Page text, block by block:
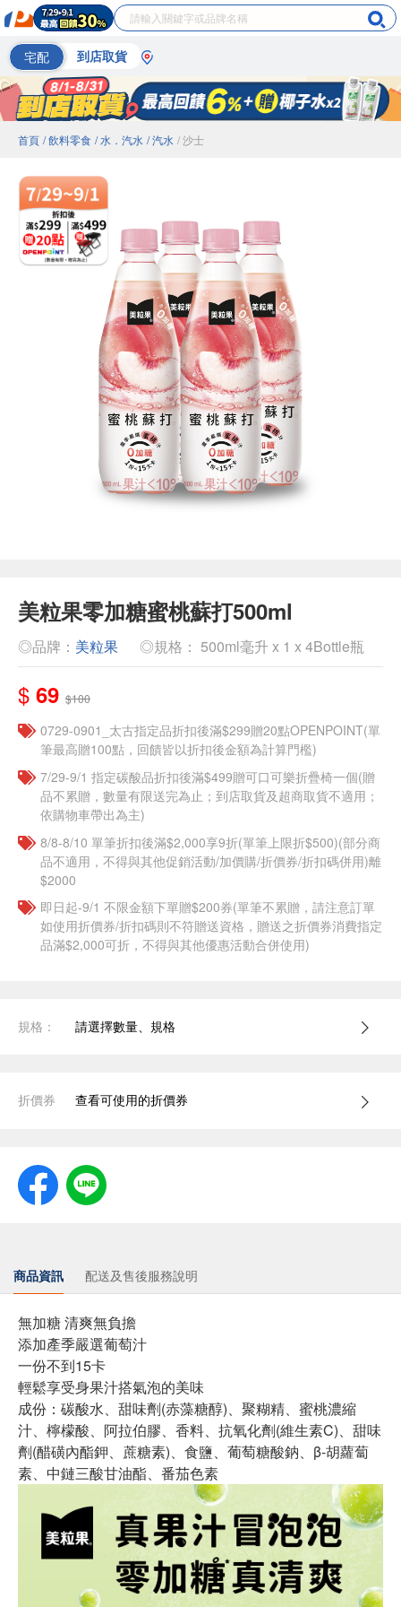
宅配 到店取貨
首頁 / 飲料零食 / 水．汽水 / 汽水 / 沙士
美粒果零加糖蜜桃蘇打500ml
◎品牌： 美粒果 ◎規格： 500ml毫升 x 1 x 4Bottle瓶
$ 69 $100
0729-0901_太古指定品折扣後滿$299贈20點OPENPOINT(單
筆最高贈100點，回饋皆以折扣後金額為計算門檻)
7/29-9/1 指定碳酸品折扣後滿$499贈可口可樂折疊椅一個(贈
品不累贈，數量有限送完為止；到店取貨及超商取貨不適用；
依購物車帶出為主)
8/8-8/10 單筆折扣後滿$2,000享9折(單筆上限折$500)(部分商
品不適用，不得與其他促銷活動/加價購/折價券/折扣碼併用)離
$2000
即日起-9/1 不限金額下單贈$200券(單筆不累贈，請注意訂單
如使用折價券/折扣碼則不符贈送資格，贈送之折價券消費指定
品滿$2,000可折，不得與其他優惠活動合併使用)
規格： 請選擇數量、規格
折價券 查看可使用的折價券
商品資訊 配送及售後服務說明
無加糖 清爽無負擔
添加產季嚴選葡萄汁
一份不到15卡
輕鬆享受身果汁搭氣泡的美味
成份：碳酸水、甜味劑(赤藻糖醇)、聚糊精、蜜桃濃縮
汁、檸檬酸、阿拉伯膠、香料、抗氧化劑(維生素C)、甜味
劑(醋磺內酯鉀、蔗糖素)、食鹽、葡萄糖酸鈉、β-胡蘿蔔
素、中鏈三酸甘油酯、番茄色素